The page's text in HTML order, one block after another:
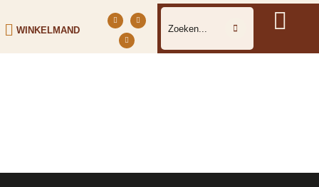
WINKELMAND